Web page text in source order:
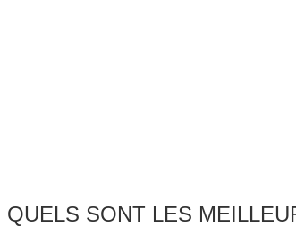
QUELS SONT LES